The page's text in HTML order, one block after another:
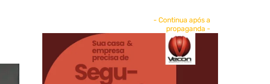
- Continua após a
propaganda -